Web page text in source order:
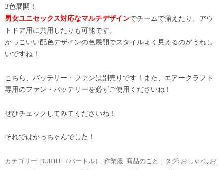
3色展開！
男女ユニセックス対応なマルチデザインでチームで揃えたり、アウ
トドア用に共用したりも可能です。
かっこいい配色デザインの色展開でスタイルよく見えるのがうれし
いですね！
こちら、バッテリー・ファンは別売りです！また、エアークラフト
専用のファン・バッテリーを必ずご使用くださいね！
ぜひチェックしてみてくださいね！
それではかっちゃんでした！
カテゴリー: BURTLE（バートル） ,作業服,商品のこと | タグ: おしゃれ, お